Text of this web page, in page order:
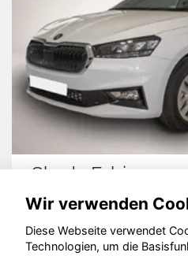
Skoda Fabia
Wir verwenden
Diese Webseite verwendet
Technologien, um die